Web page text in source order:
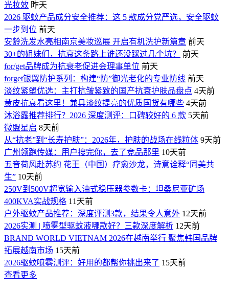
光妆效 昨天
2026 驱蚊产品成分安全推荐：这 5 款成分党严选，安全驱蚊
一步到位 前天
安龄洗发水亮相南京美妆巡展 开启有机洗护新篇章 前天
30+的姐妹们，抗衰这条路上谁还没踩过几个坑？
前天
for/get品牌成为抗衰老促进会理事单位 前天
forget银翼防护系列：构建“防”御光老化的专业防线 前天
淡纹紧塑优选：主打抗皱紧致的国产抗衰护肤品盘点 4天前
黄皮抗衰看这里！兼具淡纹提亮的优质国货有哪些 4天前
沐浴露推荐排行？2026 深度测评：口碑较好的 6 款 5天前
微盟星启 8天前
从“抗老”到“长寿护肤”：2026年，护肤的战场在线粒体 9天前
广州领跑传媒：用户搜完你，去了竞品那里 10天前
五音荷风赴苏约 花王（中国）疗愈沙龙，诗意诠释“同美共
生” 10天前
250V到500V超宽输入油式稳压器参数卡：坦桑尼亚矿场
400KVA实战规格 11天前
户外驱蚊产品推荐：深度评测3款，结果令人意外 12天前
2026实测 | 喷雾型驱蚊液哪款好？三款深度解析 12天前
BRAND WORLD VIETNAM 2026在越南举行 聚焦韩国品牌
拓展越南市场 15天前
2026驱蚊喷雾测评：好用的都帮你挑出来了 15天前
查看更多